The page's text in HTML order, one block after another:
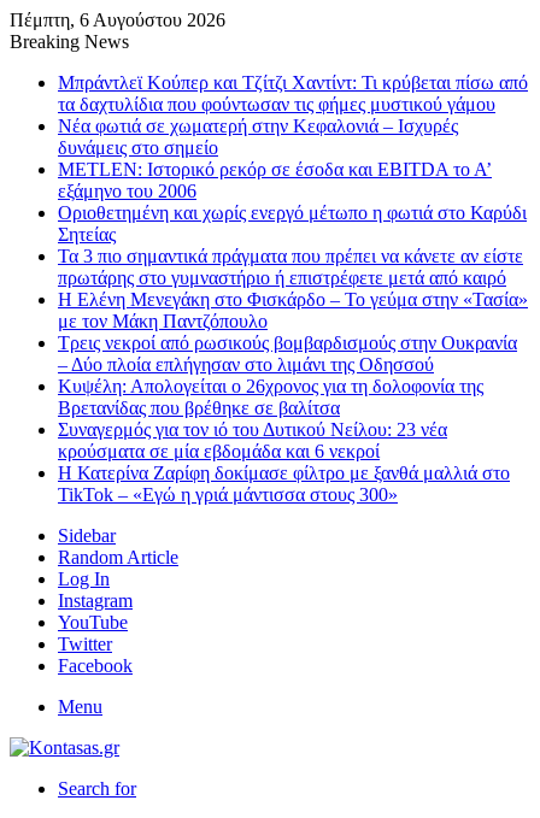
Πέμπτη, 6 Αυγούστου 2026
Breaking News
Μπράντλεϊ Κούπερ και Τζίτζι Χαντίντ: Τι κρύβεται πίσω από
τα δαχτυλίδια που φούντωσαν τις φήμες μυστικού γάμου
Νέα φωτιά σε χωματερή στην Κεφαλονιά – Ισχυρές
δυνάμεις στο σημείο
METLEN: Ιστορικό ρεκόρ σε έσοδα και EBITDA το Α’
εξάμηνο του 2006
Οριοθετημένη και χωρίς ενεργό μέτωπο η φωτιά στο Καρύδι
Σητείας
Τα 3 πιο σημαντικά πράγματα που πρέπει να κάνετε αν είστε
πρωτάρης στο γυμναστήριο ή επιστρέφετε μετά από καιρό
Η Ελένη Μενεγάκη στο Φισκάρδο – Το γεύμα στην «Τασία»
με τον Μάκη Παντζόπουλο
Τρεις νεκροί από ρωσικούς βομβαρδισμούς στην Ουκρανία
– Δύο πλοία επλήγησαν στο λιμάνι της Οδησσού
Κυψέλη: Απολογείται ο 26χρονος για τη δολοφονία της
Βρετανίδας που βρέθηκε σε βαλίτσα
Συναγερμός για τον ιό του Δυτικού Νείλου: 23 νέα
κρούσματα σε μία εβδομάδα και 6 νεκροί
Η Κατερίνα Ζαρίφη δοκίμασε φίλτρο με ξανθά μαλλιά στο
TikTok – «Εγώ η γριά μάντισσα στους 300»
Sidebar
Random Article
Log In
Instagram
YouTube
Twitter
Facebook
Menu
Search for